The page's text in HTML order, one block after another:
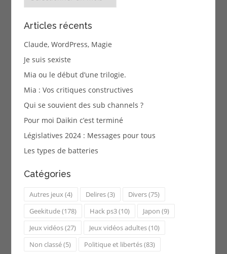
Articles récents
Claude, WordPress, Magie
Je suis sexiste
Mia ou le début d’une trilogie.
Mia : Vos critiques constructives
Qui se souvient des sub channels ?
Pour moi Daikin c’est terminé
Législatives 2024 : Messages pour tous
Les types de batteries
Catégories
Autres jeux(4) Delires(3) Divers(75)
Geekitude(178) Hack ps3(10) Japon (9)
Jeux vidéos(27) Jeux vidéos adultes(10)
Non classé(5) Politique et libertés(83)